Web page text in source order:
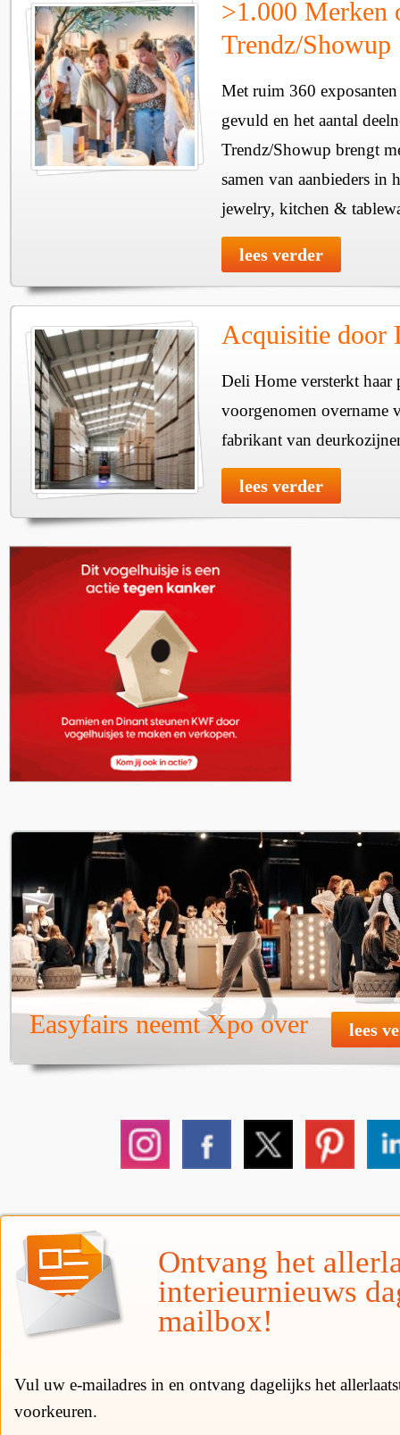
>1.000 Merken
Trendz/Showup
Met ruim 360
gevuld en het aantal
Trendz/Showup brengt
samen van aanbieders in
jewelry, kitchen &
lees verder
Acquisitie door
Deli Home versterkt haar
voorgenomen overname
fabrikant van
lees verder
Easyfairs neemt Xpo over lees
Ontvang het
interieurnieuws
mailbox!
Vul uw e-mailadres in en ontvang dagelijks het
voorkeuren.